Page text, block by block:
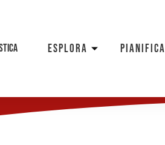
ESPLORA PIANIFICA